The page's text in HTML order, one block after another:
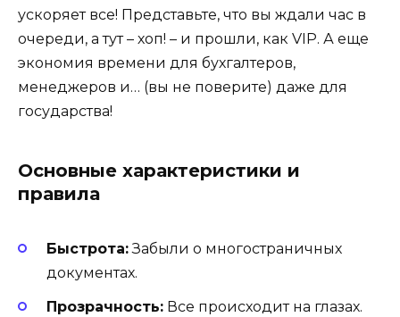
ускоряет все! Представьте, что вы ждали час в
очереди, а тут – хоп! – и прошли, как VIP. А еще
экономия времени для бухгалтеров,
менеджеров и… (вы не поверите) даже для
государства!
Основные характеристики и
правила
Быстрота:Забыли о многостраничных
документах.
Прозрачность: Все происходит на глазах.